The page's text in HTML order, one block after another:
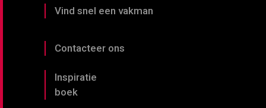
Vind snel een vakman
Contacteer ons
Inspiratie
boek